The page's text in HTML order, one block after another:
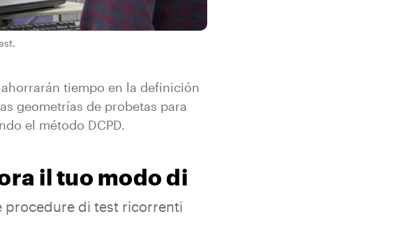
tiempo en la definición
geometrías de probetas para
el método DCPD.
il tuo modo di
procedure di test ricorrenti